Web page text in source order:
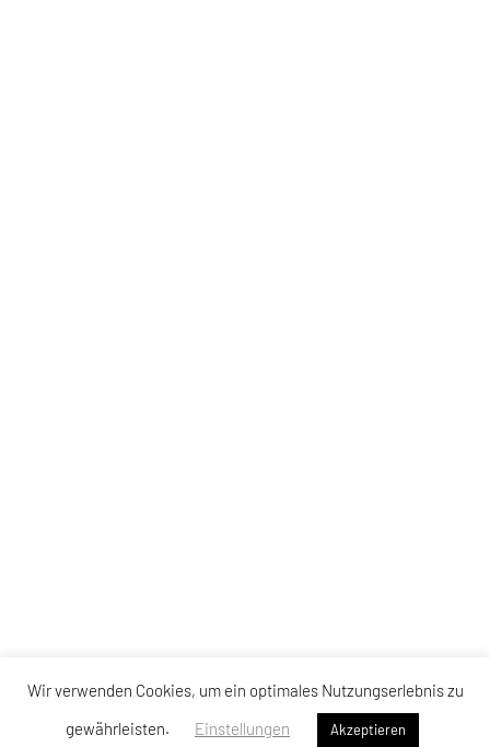
Wir verwenden Cookies, um ein optimales Nutzungserlebnis zu
gewährleisten.
Einstellungen Akzeptieren